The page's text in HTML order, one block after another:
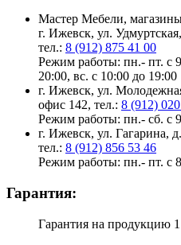
Мастер Мебели,
г. Ижевск, ул.
тел.: 8 (912) 875 41 00
Режим работы: пн.- пт. с
20:00, вс. с 10:00 до 19:00
г. Ижевск, ул.
офис 142, тел.: 8 (912)
Режим работы: пн.- сб. с
г. Ижевск, ул. Гагарина,
тел.: 8 (912) 856 53 46
Режим работы: пн.- пт. с
Гарантия:
Гарантия на продукцию